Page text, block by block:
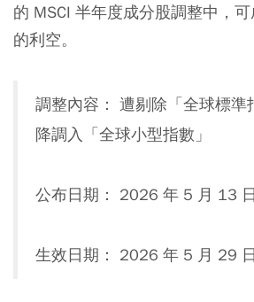
的 MSCI 半年度成分股調整中，
的利空。
調整內容： 遭剔除「全球標準
降調入「全球小型指數」
公布日期： 2026 年 5 月 13 日
生效日期： 2026 年 5 月 29